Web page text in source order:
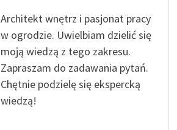
Architekt wnętrz i pasjonat pracy
w ogrodzie. Uwielbiam dzielić się
moją wiedzą z tego zakresu.
Zapraszam do zadawania pytań.
Chętnie podzielę się ekspercką
wiedzą!